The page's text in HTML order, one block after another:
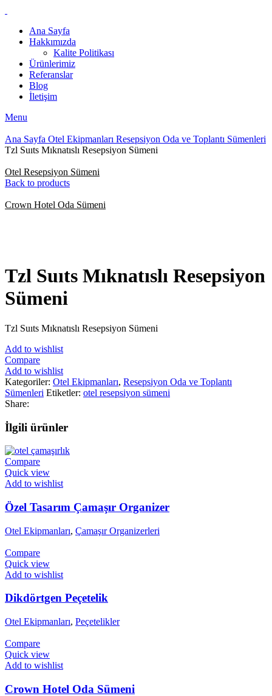
Ana Sayfa
Hakkımızda
Kalite Politikası
Ürünlerimiz
Referanslar
Blog
İletişim
Menu
Ana Sayfa Otel Ekipmanları Resepsiyon Oda ve Toplantı Sümenleri
Tzl Suıts Mıknatıslı Resepsiyon Sümeni
Otel Resepsiyon Sümeni
Back to products
Crown Hotel Oda Sümeni
Tzl Suıts Mıknatıslı Resepsiyon
Sümeni
Tzl Suıts Mıknatıslı Resepsiyon Sümeni
Add to wishlist
Compare
Add to wishlist
Kategoriler: Otel Ekipmanları, Resepsiyon Oda ve Toplantı
Sümenleri Etiketler: otel resepsiyon sümeni
Share:
İlgili ürünler
Compare
Quick view
Add to wishlist
Özel Tasarım Çamaşır Organizer
Otel Ekipmanları, Çamaşır Organizerleri
Compare
Quick view
Add to wishlist
Dikdörtgen Peçetelik
Otel Ekipmanları, Peçetelikler
Compare
Quick view
Add to wishlist
Crown Hotel Oda Sümeni